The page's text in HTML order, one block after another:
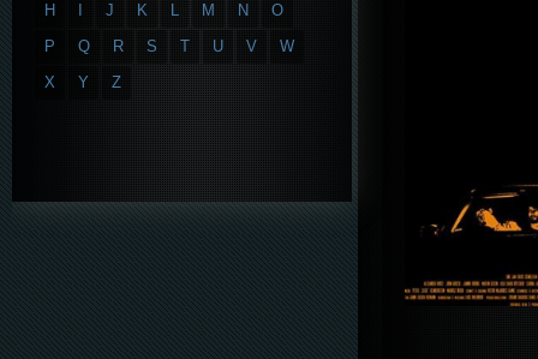
H
J K L M N
O
P
Q R S T U V
W
X
Y Z